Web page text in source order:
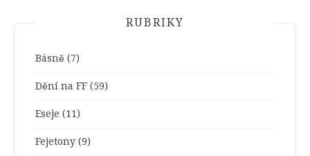
RUBRIKY
Básně (7)
Dění na FF (59)
Eseje (11)
Fejetony (9)